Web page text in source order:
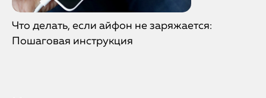
Что делать, если айфон не заряжается:
Пошаговая инструкция